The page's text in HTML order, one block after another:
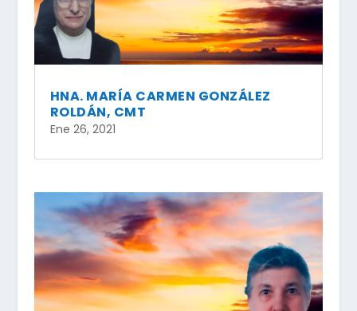
HNA. MARÍA CARMEN GONZÁLEZ
ROLDÁN, CMT
Ene 26, 2021